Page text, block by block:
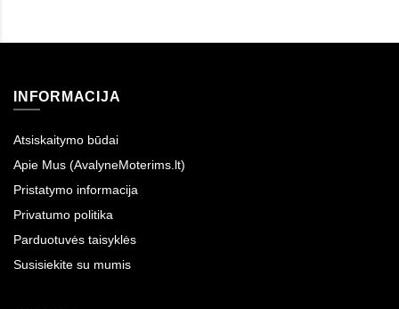
INFORMACIJA
Atsiskaitymo būdai
Apie Mus (AvalyneMoterims.lt)
Pristatymo informacija
Privatumo politika
Parduotuvės taisyklės
Susisiekite su mumis